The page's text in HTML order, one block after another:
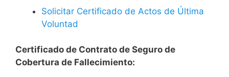
Solicitar Certificado de Actos de Última
Voluntad
Certificado de Contrato de Seguro de
Cobertura de Fallecimiento: